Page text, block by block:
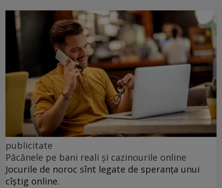
publicitate
Păcănele pe bani reali și cazinourile online
Jocurile de noroc sînt legate de speranța unui
cîștig online.